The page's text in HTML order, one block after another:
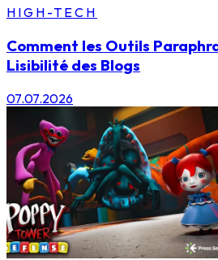
HIGH-TECH
Comment les Outils
Lisibilité des Blogs
07.07.2026